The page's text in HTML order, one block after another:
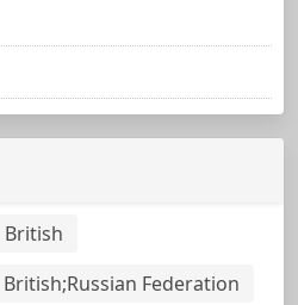
British
British;Russian Federation